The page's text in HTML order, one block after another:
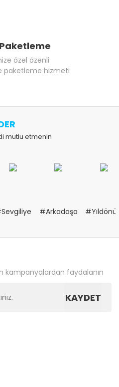
özel özenli
paketleme hizmeti
mutlu etmenin
#Arkadaşa
kampanyalardan faydalanın
KAYDET